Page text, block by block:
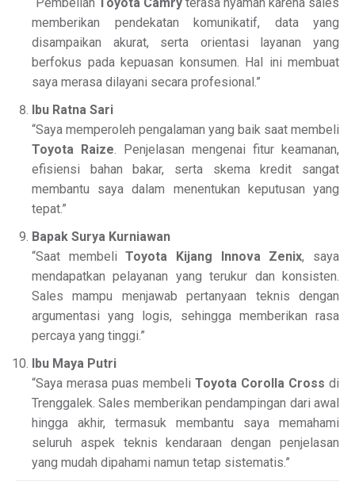
memberikan pendekatan komunikatif, data yang
disampaikan akurat, serta orientasi layanan yang
berfokus pada kepuasan konsumen. Hal ini membuat
saya merasa dilayani secara profesional.”
Ibu Ratna Sari
“Saya memperoleh pengalaman yang baik saat membeli
Toyota Raize . Penjelasan mengenai fitur keamanan,
efisiensi bahan bakar, serta skema kredit sangat
membantu saya dalam menentukan keputusan yang
tepat.”
Bapak Surya Kurniawan
“Saat membeliToyota Kijang Innova Zenix, saya
mendapatkan pelayanan yang terukur dan konsisten.
Sales mampu menjawab pertanyaan teknis dengan
argumentasi yang logis, sehingga memberikan rasa
percaya yang tinggi.”
Ibu Maya Putri
“Saya merasa puas membeli Toyota Corolla Cross di
Trenggalek. Sales memberikan pendampingan dari awal
hingga akhir, termasuk membantu saya memahami
seluruh aspek teknis kendaraan dengan penjelasan
yang mudah dipahami namun tetap sistematis.”